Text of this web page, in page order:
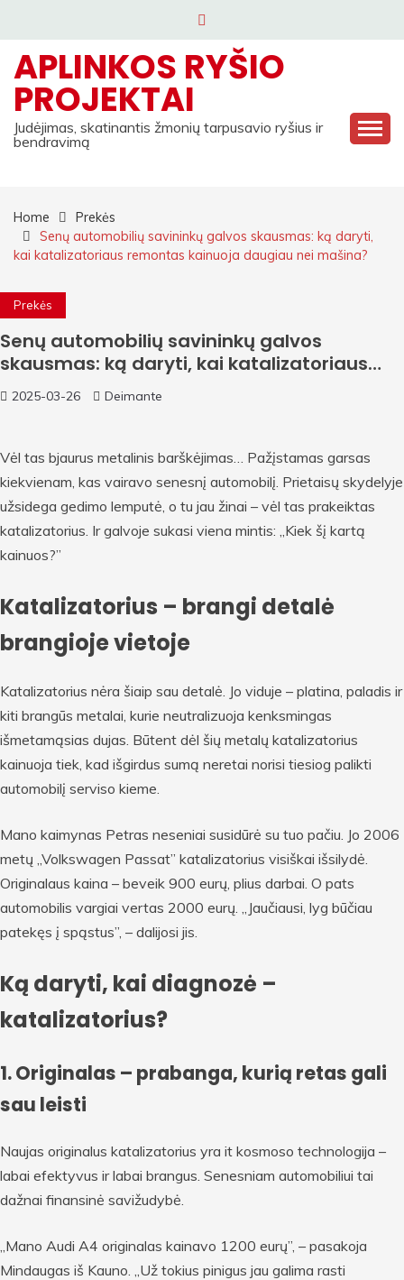
content
APLINKOS RYŠIO
PROJEKTAI
Judėjimas, skatinantis žmonių tarpusavio ryšius ir
bendravimą
Home
Prekės
Senų automobilių savininkų galvos skausmas: ką daryti,
kai katalizatoriaus remontas kainuoja daugiau nei mašina?
Prekės
Senų automobilių savininkų galvos
skausmas: ką daryti, kai katalizatoriaus
remontas kainuoja daugiau nei mašina?
2025-03-26 Deimante
Vėl tas bjaurus metalinis barškėjimas… Pažįstamas garsas
kiekvienam, kas vairavo senesnį automobilį. Prietaisų skydelyje
užsidega gedimo lemputė, o tu jau žinai – vėl tas prakeiktas
katalizatorius. Ir galvoje sukasi viena mintis: „Kiek šį kartą
kainuos?”
Katalizatorius – brangi detalė
brangioje vietoje
Katalizatorius nėra šiaip sau detalė. Jo viduje – platina, paladis ir
kiti brangūs metalai, kurie neutralizuoja kenksmingas
išmetamąsias dujas. Būtent dėl šių metalų katalizatorius
kainuoja tiek, kad išgirdus sumą neretai norisi tiesiog palikti
automobilį serviso kieme.
Mano kaimynas Petras neseniai susidūrė su tuo pačiu. Jo 2006
metų „Volkswagen Passat” katalizatorius visiškai išsilydė.
Originalaus kaina – beveik 900 eurų, plius darbai. O pats
automobilis vargiai vertas 2000 eurų. „Jaučiausi, lyg būčiau
patekęs į spąstus”, – dalijosi jis.
Ką daryti, kai diagnozė –
katalizatorius?
1. Originalas – prabanga, kurią retas gali
sau leisti
Naujas originalus katalizatorius yra it kosmoso technologija –
labai efektyvus ir labai brangus. Senesniam automobiliui tai
dažnai finansinė savižudybė.
„Mano Audi A4 originalas kainavo 1200 eurų”, – pasakoja
Mindaugas iš Kauno. „Už tokius pinigus jau galima rasti